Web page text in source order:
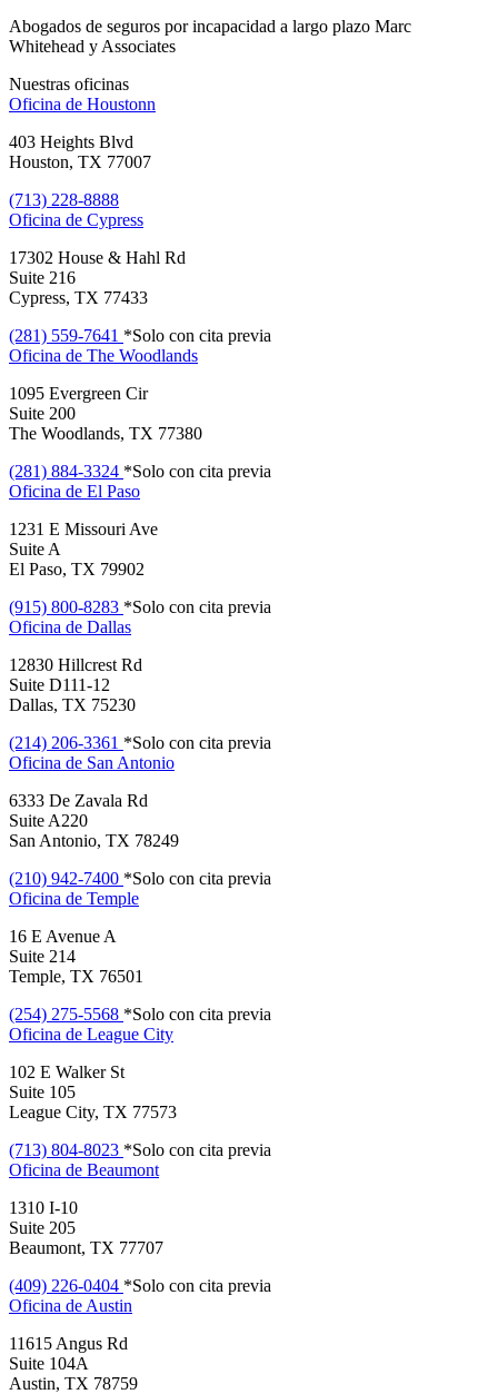
Abogados de seguros por incapacidad a largo plazo Marc
Whitehead y Associates
Nuestras oficinas
Oficina de Houstonn
403 Heights Blvd
Houston, TX 77007
(713) 228-8888
Oficina de Cypress
17302 House & Hahl Rd
Suite 216
Cypress, TX 77433
(281) 559-7641 *Solo con cita previa
Oficina de The Woodlands
1095 Evergreen Cir
Suite 200
The Woodlands, TX 77380
(281) 884-3324 *Solo con cita previa
Oficina de El Paso
1231 E Missouri Ave
Suite A
El Paso, TX 79902
(915) 800-8283 *Solo con cita previa
Oficina de Dallas
12830 Hillcrest Rd
Suite D111-12
Dallas, TX 75230
(214) 206-3361 *Solo con cita previa
Oficina de San Antonio
6333 De Zavala Rd
Suite A220
San Antonio, TX 78249
(210) 942-7400 *Solo con cita previa
Oficina de Temple
16 E Avenue A
Suite 214
Temple, TX 76501
(254) 275-5568 *Solo con cita previa
Oficina de League City
102 E Walker St
Suite 105
League City, TX 77573
(713) 804-8023 *Solo con cita previa
Oficina de Beaumont
1310 I-10
Suite 205
Beaumont, TX 77707
(409) 226-0404 *Solo con cita previa
Oficina de Austin
11615 Angus Rd
Suite 104A
Austin, TX 78759